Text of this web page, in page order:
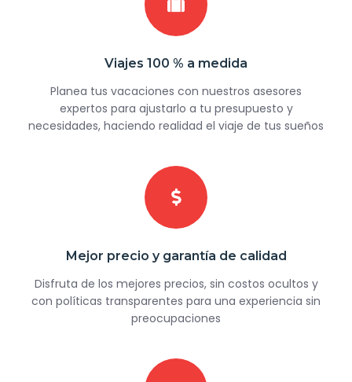
Viajes 100 % a medida
Planea tus vacaciones con nuestros asesores
expertos para ajustarlo a tu presupuesto y
necesidades, haciendo realidad el viaje de tus sueños
Mejor precio y garantía de calidad
Disfruta de los mejores precios, sin costos ocultos y
con políticas transparentes para una experiencia sin
preocupaciones